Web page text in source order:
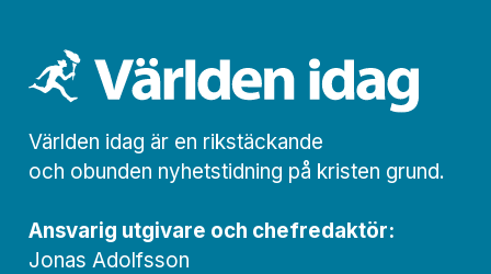
Världen idag är en rikstäckande
och obunden nyhets­­­tidning på kristen grund.
Ansvarig utgivare och chef­redaktör:
Jonas Adolfsson